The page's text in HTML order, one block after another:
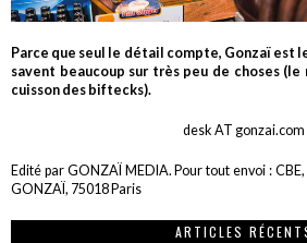
Parce que seul le détail compte, Gonzaï est
savent beaucoup sur très peu de choses
cuisson des biftecks).
desk AT gonzai.com
Edité par GONZAÏ MEDIA. Pour tout envoi :
GONZAÏ, 75018 Paris
ARTICLES